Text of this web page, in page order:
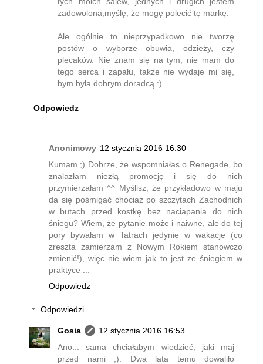
zadowolona,myślę, że mogę polecić tę markę.
Ale ogólnie to nieprzypadkowo nie tworzę
postów o wyborze obuwia, odzieży, czy
plecaków. Nie znam się na tym, nie mam do
tego serca i zapału, także nie wydaje mi się,
bym była dobrym doradcą :).
Odpowiedz
Anonimowy 12 stycznia 2016 16:30
Kumam ;) Dobrze, że wspomniałas o Renegade, bo
znalazłam niezłą promocję i się do nich
przymierzałam ^^ Myślisz, że przykładowo w maju
da się pośmigać chociaż po szczytach Zachodnich
w butach przed kostkę bez naciapania do nich
śniegu? Wiem, że pytanie może i naiwne, ale do tej
pory bywałam w Tatrach jedynie w wakacje (co
zreszta zamierzam z Nowym Rokiem stanowczo
zmienić!), więc nie wiem jak to jest ze śniegiem w
praktyce ...
Odpowiedz
Odpowiedzi
Gosia
12 stycznia 2016 16:53
Ano... sama chciałabym wiedzieć, jaki maj
przed nami ;). Dwa lata temu dowaliło